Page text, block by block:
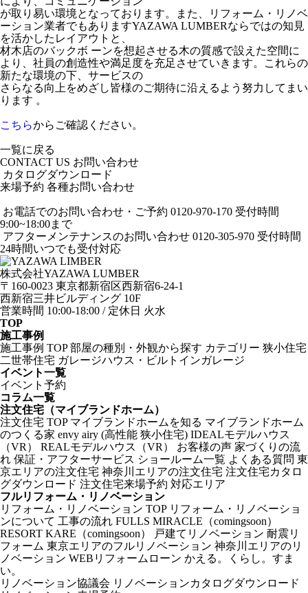
が取り易い環境となっております。また、リフォーム・リノベ
ーション業者でもありますYAZAWA LUMBERならではの知見
を活かしたレイアウトと、
材木店のバックボ ーンを想起させる木の質感で設えた空間に
より、社員の創造性や満足度を充足させていきます。これらの
新たな環境の下、サービスの
さらなる向上をめざし皆様のご期待に沿えるよう努力してまい
ります 。
こちらからご確認ください。
一覧に戻る
CONTACT US お問い合わせ
カタログダウンロード
来場予約 各種お問い合わせ
お電話でのお問い合わせ・ご予約 0120-970-170 受付時間
9:00~18:00まで
アフターメンテナンスのお問い合わせ 0120-305-970 受付時間
24時間いつでも受付対応
株式会社YAZAWA LUMBER
〒160-0023 東京都新宿区西新宿6-24-1
西新宿三井ビルディング 10F
営業時間 10:00-18:00 / 定休日 火水
TOP
施工事例
施工事例 TOP 部屋の種別・外観から探す カテゴリー 狭小住宅
二世帯住宅 ガレージハウス・ビルトインガレージ
イベント一覧
イベント予約
コラム一覧
注文住宅（マイブランドホーム）
注文住宅 TOP マイブランドホームを知る マイブランドホーム
のつくる家 envy airy (高性能 狭小住宅) IDEALモデルハウス
（VR）
REALモデルハウス（VR） お客様の声 家づくりの流
れ 保証・アフターサービス ショールーム一覧 よくある質問 東
京エリアの注文住宅 神奈川エリアの注文住宅 注文住宅カタロ
グダウンロード 注文住宅来場予約 対応エリア
フルリフォーム・リノベーション
リフォーム・リノベーション TOP リフォーム・リノベーショ
ンについて 工事の流れ FULLS MIRACLE（comingsoon）
RESORT KARE（comingsoon） 戸建てリノベーション 耐震リ
フォーム 東京エリアのフルリノベーション 神奈川エリアのリ
ノベーション WEBリフォームローン かえる。くらし。すま
い。
リノベーション協議会 リノベーションカタログダウンロード